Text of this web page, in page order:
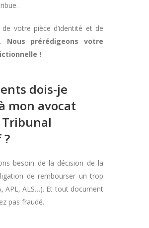
votre pièce d’identité et de
Nous prérédigeons votre
!
dois-je
mon avocat
besoin de la décision de la
de rembourser un trop
APL, ALS…). Et tout document
pas fraudé.